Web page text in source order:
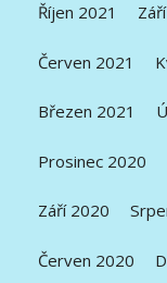
Říjen 2021
Červen 2021
Březen 2021
Prosinec 2020
Září 2020
Červen 2020